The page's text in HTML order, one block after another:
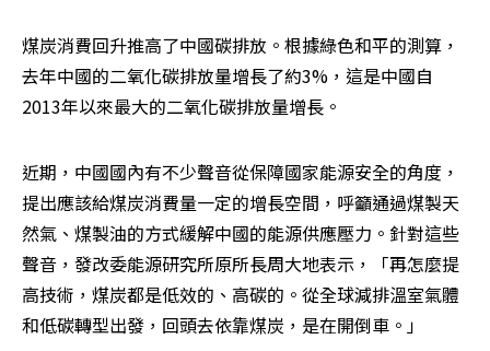
煤炭消費回升推高了中國碳排放。根據綠色和平的測算，
去年中國的二氧化碳排放量增長了約3%，這是中國自
2013年以來最大的二氧化碳排放量增長。
近期，中國國內有不少聲音從保障國家能源安全的角度，
提出應該給煤炭消費量一定的增長空間，呼籲通過煤製天
然氣、煤製油的方式緩解中國的能源供應壓力。針對這些
聲音，發改委能源研究所原所長周大地表示，「再怎麼提
高技術，煤炭都是低效的、高碳的。從全球減排溫室氣體
和低碳轉型出發，回頭去依靠煤炭，是在開倒車。」